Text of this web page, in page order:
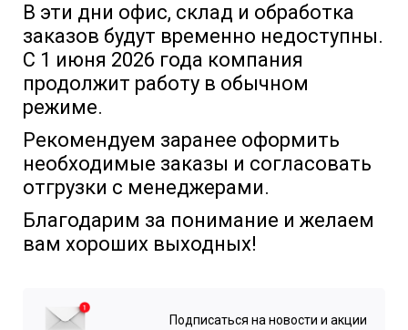
В эти дни офис, склад и обработка
заказов будут временно недоступны.
С 1 июня 2026 года компания
продолжит работу в обычном
режиме.
Рекомендуем заранее оформить
необходимые заказы и согласовать
отгрузки с менеджерами.
Благодарим за понимание и желаем
вам хороших выходных!
Подписаться на новости и акции